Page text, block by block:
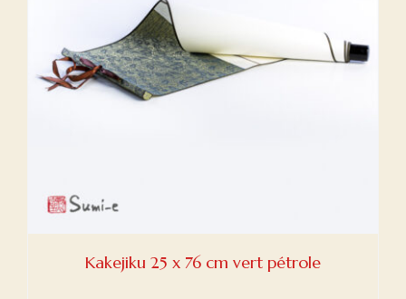
Kakejiku 25 x 76 cm vert pétrole